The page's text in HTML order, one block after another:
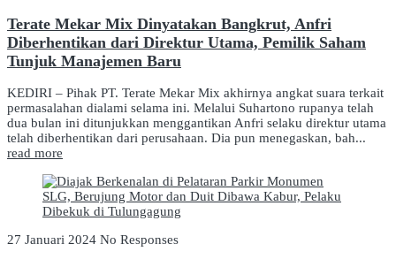
Terate Mekar Mix Dinyatakan Bangkrut, Anfri
Diberhentikan dari Direktur Utama, Pemilik Saham
Tunjuk Manajemen Baru
KEDIRI – Pihak PT. Terate Mekar Mix akhirnya angkat suara terkait
permasalahan dialami selama ini. Melalui Suhartono rupanya telah
dua bulan ini ditunjukkan menggantikan Anfri selaku direktur utama
telah diberhentikan dari perusahaan. Dia pun menegaskan, bah...
read more
27 Januari 2024 No Responses